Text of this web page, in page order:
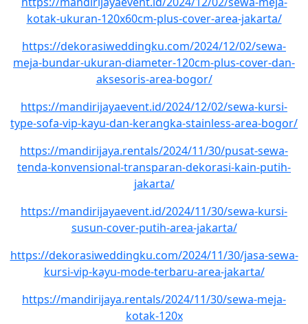
kotak-ukuran-120x60cm-plus-cover-area-jakarta/
https://dekorasiweddingku.com/2024/12/02/sewa-
meja-bundar-ukuran-diameter-120cm-plus-cover-dan-
aksesoris-area-bogor/
https://mandirijayaevent.id/2024/12/02/sewa-kursi-
type-sofa-vip-kayu-dan-kerangka-stainless-area-bogor/
https://mandirijaya.rentals/2024/11/30/pusat-sewa-
tenda-konvensional-transparan-dekorasi-kain-putih-
jakarta/
https://mandirijayaevent.id/2024/11/30/sewa-kursi-
susun-cover-putih-area-jakarta/
https://dekorasiweddingku.com/2024/11/30/jasa-sewa-
kursi-vip-kayu-mode-terbaru-area-jakarta/
https://mandirijaya.rentals/2024/11/30/sewa-meja-
kotak-120x